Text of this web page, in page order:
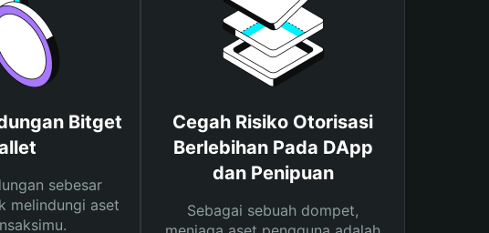
Bitget
sebesar
melindungi aset
Cegah Risiko Otorisasi
Berlebihan Pada DApp
dan Penipuan
Sebagai sebuah dompet,